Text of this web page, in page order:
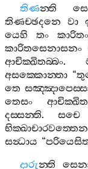
තිණන‍්ති
තිණච‍්ඡදනෙ
වා
යෙහි
තං
කාරිතසෙනාසනං
ආචික‍්ඛිතබ‍්බං.
අසක‍්කොන‍්තා “
තෙ
තෙසං
දස‍්සන‍්ති. සචෙ
භික‍්ඛාචාරවත‍්තෙන
සන්‍ධාය “
දාරුන‍්ති